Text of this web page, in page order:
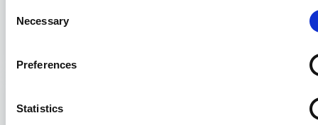
Selection
Necessary
Preferences
Statistics